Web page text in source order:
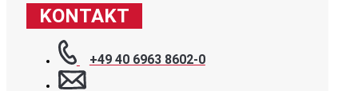
KONTAKT
+49 40 6963 8602-0